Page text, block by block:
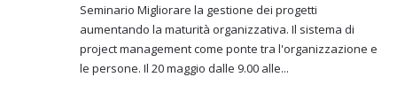
Seminario Migliorare la gestione dei progetti
aumentando la maturità organizzativa. Il sistema di
project management come ponte tra l'organizzazione e
le persone. Il 20 maggio dalle 9.00 alle...